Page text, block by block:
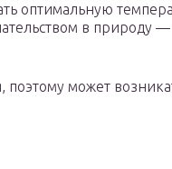
оптимальную
в природу —
поэтому может